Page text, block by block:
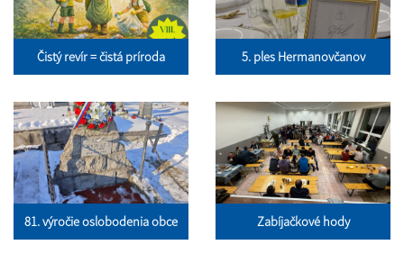
Čistý revír = čistá príroda 5. ples Hermanovčanov
81. výročie oslobodenia obce Zabíjačkové hody